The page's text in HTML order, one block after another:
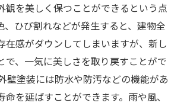
観を美しく保つことができるという点
、ひび割れなどが発生すると、建物全
在感がダウンしてしまいますが、新し
で、一気に美しさを取り戻すことがで
壁塗装には防水や防汚などの機能があ
命を延ばすことができます。雨や風、